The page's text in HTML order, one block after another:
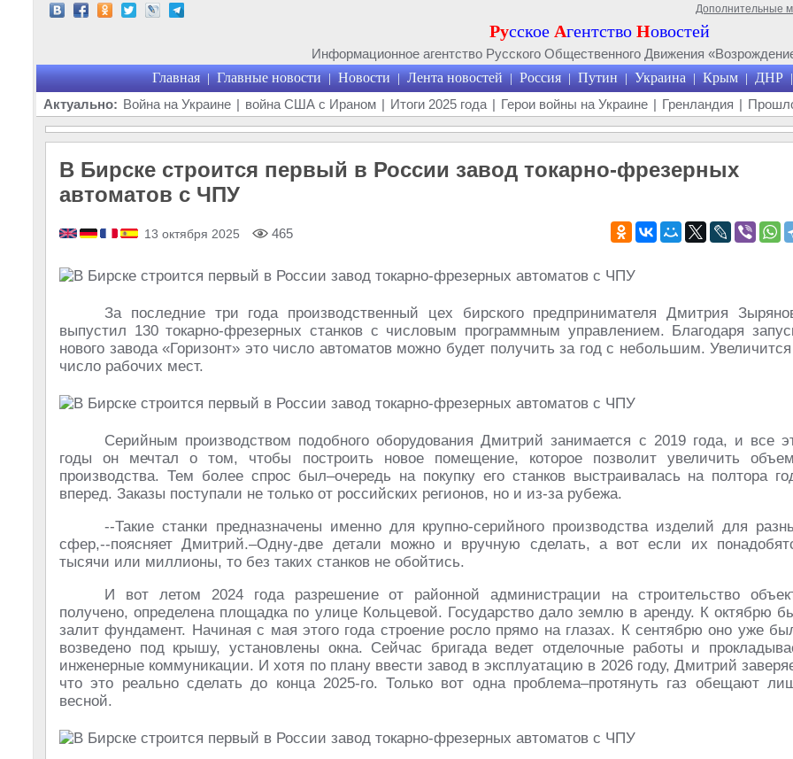
Дополнительные
Русское Агентство Новостей
Информационное агентство Русского Общественного Движения
Главная | Главные новости | Новости | Лента новостей | Россия | Путин | Украина | Крым | ДНР |
Актуально: Война на Украине | война США с Ираном | Итоги 2025 года | Герои войны на Украине | Гренландия |
В Бирске строится первый в России завод токарно-фрезерных
автоматов с ЧПУ
13 октября 2025 465
За последние три года производственный цех бирского предпринимателя Дмитрия
выпустил 130 токарно-фрезерных станков с числовым программным управлением. Благодаря
нового завода «Горизонт» это число автоматов можно будет получить за год с небольшим.
число рабочих мест.
Серийным производством подобного оборудования Дмитрий занимается с 2019 года, и все
годы он мечтал о том, чтобы построить новое помещение, которое позволит увеличить
производства. Тем более спрос был–очередь на покупку его станков выстраивалась на полтора
вперед. Заказы поступали не только от российских регионов, но и из-за рубежа.
--Такие станки предназначены именно для крупно-серийного производства изделий для
сфер,--поясняет Дмитрий.–Одну-две детали можно и вручную сделать, а вот если их
тысячи или миллионы, то без таких станков не обойтись.
И вот летом 2024 года разрешение от районной администрации на строительство
получено, определена площадка по улице Кольцевой. Государство дало землю в аренду. К октябрю
залит фундамент. Начиная с мая этого года строение росло прямо на глазах. К сентябрю оно уже
возведено под крышу, установлены окна. Сейчас бригада ведет отделочные работы и
инженерные коммуникации. И хотя по плану ввести завод в эксплуатацию в 2026 году, Дмитрий
что это реально сделать до конца 2025-го. Только вот одна проблема–протянуть газ обещают
весной.